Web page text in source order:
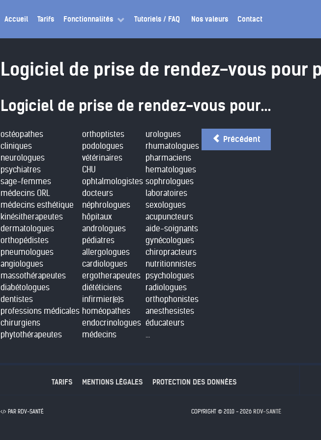
Accueil Tarifs Fonctionnalités Tutoriels / FAQ Nos valeurs Contact
Logiciel de prise de rendez-vous pour
Logiciel de prise de rendez-vous pour...
ostéopathes
cliniques
neurologues
psychiatres
sage-femmes
médecins ORL
médecins esthétique
kinésitherapeutes
dermatologues
orthopédistes
pneumologues
angiologues
massothérapeutes
diabétologues
dentistes
professions médicales
chirurgiens
phytothérapeutes
orthoptistes
podologues
vétérinaires
CHU
ophtalmologistes
docteurs
néphrologues
hôpitaux
andrologues
pédiatres
allergologues
cardiologues
ergotherapeutes
diététiciens
infirmier(e)s
homéopathes
endocrinologues
médecins
urologues
rhumatologues
pharmaciens
hematologues
sophrologues
laboratoires
sexologues
acupuncteurs
aide-soignants
gynécologues
chiropracteurs
nutritionnistes
psychologues
radiologues
orthophonistes
anesthesistes
éducateurs
Précédent
TARIFS MENTIONS LÉGALES PROTECTION DES DONNÉES
PAR RDV-SANTÉ COPYRIGHT © 2010 - 2026 RDV-SANTÉ